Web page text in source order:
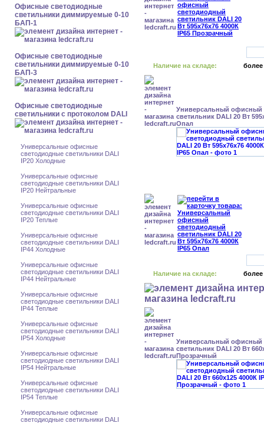
Офисные светодиодные
светильники диммируемые 0-10
БАП-1
Офисные светодиодные
светильники диммируемые 0-10
БАП-3
Офисные светодиодные
светильники с протоколом DALI
Универсальные офисные
светодиодные светильники DALI
IP20 Холодные
Универсальные офисные
светодиодные светильники DALI
IP20 Нейтральные
Универсальные офисные
светодиодные светильники DALI
IP20 Теплые
Универсальные офисные
светодиодные светильники DALI
IP44 Холодные
Универсальные офисные
светодиодные светильники DALI
IP44 Нейтральные
Универсальные офисные
светодиодные светильники DALI
IP44 Теплые
Универсальные офисные
светодиодные светильники DALI
IP54 Холодные
Универсальные офисные
светодиодные светильники DALI
IP54 Нейтральные
Универсальные офисные
светодиодные светильники DALI
IP54 Теплые
Универсальные офисные
светодиодные светильники DALI
Наличие на складе: более
Универсальный офисный
светильник DALI 20 Вт
Опал
Наличие на складе: более
Универсальный офисный
светильник DALI 20 Вт
Прозрачный